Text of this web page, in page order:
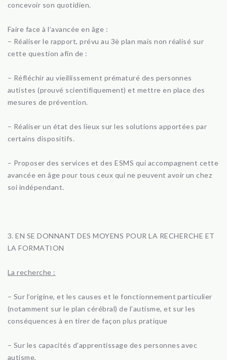
concevoir son quotidien.
Faire face à l’avancée en âge :
– Réaliser le rapport, prévu au 3è plan mais non réalisé sur
cette question afin de :
– Réfléchir au vieillissement prématuré des personnes
autistes (prouvé scientifiquement) et mettre en place des
mesures de prévention.
– Réaliser un état des lieux sur les solutions apportées par
certains dispositifs.
– Proposer des services et des ESMS qui accompagnent cette
avancée en âge pour tous ceux qui ne peuvent avoir un chez
soi indépendant.
3. EN SE DONNANT DES MOYENS POUR LA RECHERCHE ET
LA FORMATION
La recherche :
– Sur l’origine, et les causes et le fonctionnement particulier
(notamment sur le plan cérébral) de l’autisme, et sur les
conséquences à en tirer de façon plus pratique
– Sur les capacités d’apprentissage des personnes avec
autisme,